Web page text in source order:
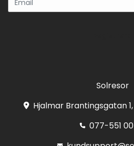
Solresor
Hjalmar Brantingsgatan
077-551